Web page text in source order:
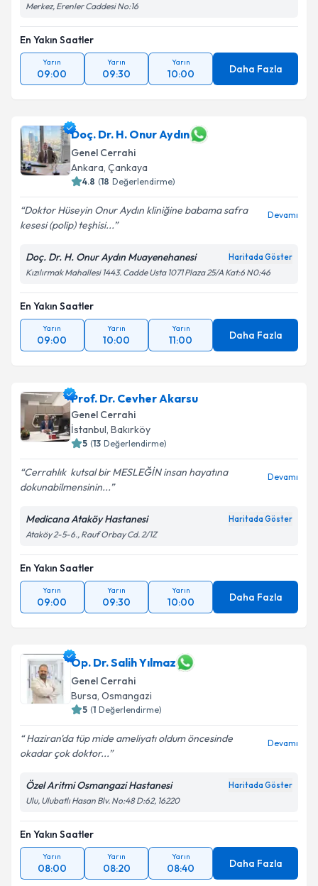
Merkez, Erenler Caddesi No:16
En Yakın Saatler
Yarın
09:00
Yarın
09:30
Yarın
10:00 Daha Fazla
Doç. Dr. H. Onur Aydın
Genel Cerrahi
Ankara, Çankaya
4.8 (18 Değerlendirme)
Doktor Hüseyin Onur Aydın kliniğine babama safra
kesesi (polip) teşhisi...
Devamı
Doç. Dr. H. Onur Aydın Muayenehanesi Haritada Göster
Kızılırmak Mahallesi 1443. Cadde Usta 1071 Plaza 25/A Kat:6 N0:46
En Yakın Saatler
Yarın
09:00
Yarın
10:00
Yarın
11:00 Daha Fazla
Prof. Dr. Cevher Akarsu
Genel Cerrahi
İstanbul, Bakırköy
5 (13 Değerlendirme)
Cerrahlık ️ kutsal bir MESLEĞİN insan hayatına
dokunabilmensinin...
Devamı
Medicana Ataköy Hastanesi Haritada Göster
Ataköy 2-5-6., Rauf Orbay Cd. 2/1Z
En Yakın Saatler
Yarın
09:00
Yarın
09:30
Yarın
10:00 Daha Fazla
Op. Dr. Salih Yılmaz
Genel Cerrahi
Bursa, Osmangazi
5 (1 Değerlendirme)
Haziran'da tüp mide ameliyatı oldum öncesinde
okadar çok doktor...
Devamı
Özel Aritmi Osmangazi Hastanesi Haritada Göster
Ulu, Ulubatlı Hasan Blv. No:48 D:62, 16220
En Yakın Saatler
Yarın
08:00
Yarın
08:20
Yarın
08:40 Daha Fazla